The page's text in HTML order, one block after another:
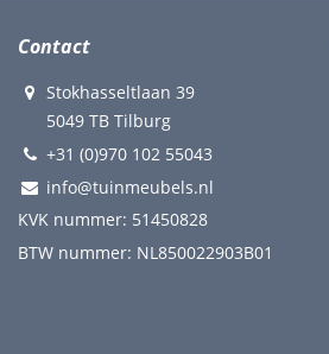
Contact
Stokhasseltlaan 39
5049 TB Tilburg
+31 (0)970 102 55043
info@tuinmeubels.nl
KVK nummer: 51450828
BTW nummer: NL850022903B01